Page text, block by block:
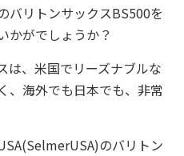
バリトンサックスBS500を
かがでしょうか？
は、米国でリーズナブルな
、海外でも日本でも、非常
のバリトン